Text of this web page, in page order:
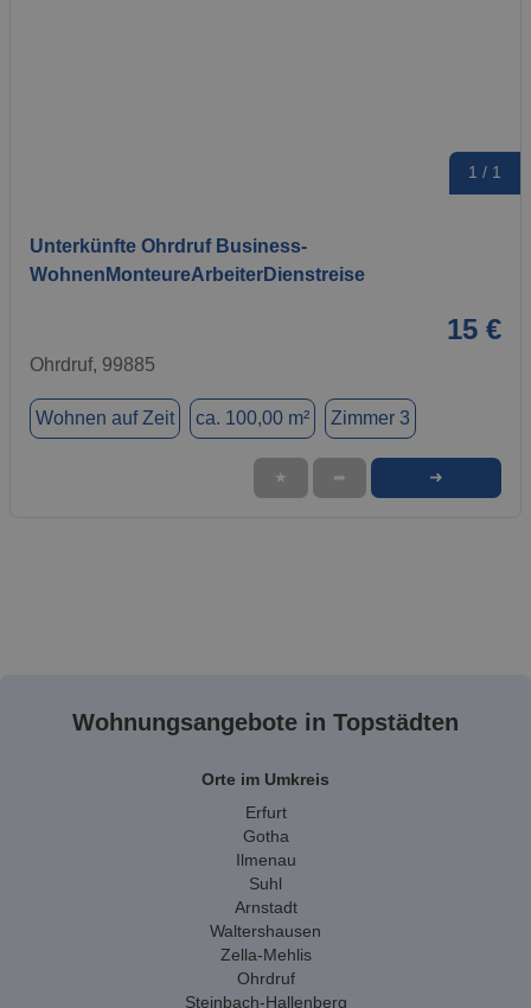
1 / 1
Unterkünfte Ohrdruf Business-
WohnenMonteureArbeiterDienstreise
15 €
Ohrdruf, 99885
Wohnen auf Zeit ca. 100,00 m² Zimmer 3
★ ➦ ➜
Wohnungsangebote in Topstädten
Orte im Umkreis
Erfurt
Gotha
Ilmenau
Suhl
Arnstadt
Waltershausen
Zella-Mehlis
Ohrdruf
Steinbach-Hallenberg